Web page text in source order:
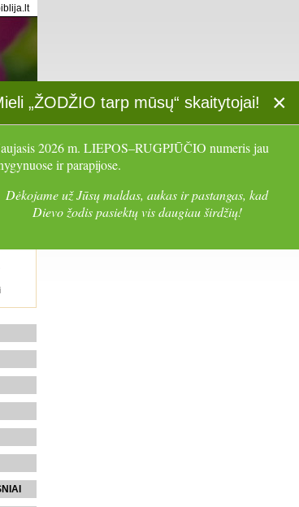
„ŽODŽIO tarp mūsų“ skaitytojai! ×
2026 m. LIEPOS–RUGPJŪČIO numeris jau
ir parapijose.
Dėkojame už Jūsų maldas, aukas ir pastangas, kad
Dievo žodis pasiektų vis daugiau širdžių!